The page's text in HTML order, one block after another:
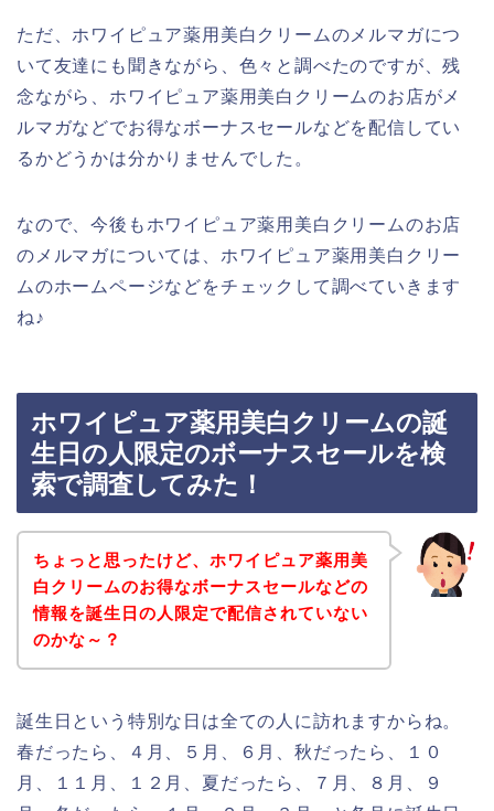
ただ、ホワイピュア薬用美白クリームのメルマガにつ
いて友達にも聞きながら、色々と調べたのですが、残
念ながら、ホワイピュア薬用美白クリームのお店がメ
ルマガなどでお得なボーナスセールなどを配信してい
るかどうかは分かりませんでした。
なので、今後もホワイピュア薬用美白クリームのお店
のメルマガについては、ホワイピュア薬用美白クリー
ムのホームページなどをチェックして調べていきます
ね♪
ホワイピュア薬用美白クリームの誕
生日の人限定のボーナスセールを検
索で調査してみた！
ちょっと思ったけど、ホワイピュア薬用美
白クリームのお得なボーナスセールなどの
情報を誕生日の人限定で配信されていない
のかな～？
誕生日という特別な日は全ての人に訪れますからね。
春だったら、４月、５月、６月、秋だったら、１０
月、１１月、１２月、夏だったら、７月、８月、９